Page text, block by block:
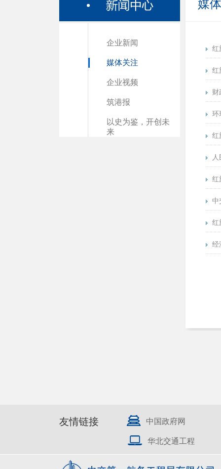
企业新闻
媒体关注
企业视频
筑港报
以史为鉴，开创未
来
媒
红
红
财
环
红
红
中
红
经
友情链接 中国政府网
华北交通工程